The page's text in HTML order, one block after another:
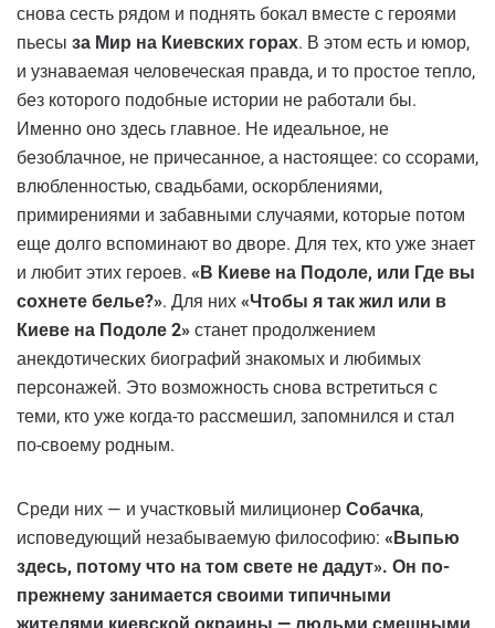
снова сесть рядом и поднять бокал вместе с героями
пьесы за Мир на Киевских горах. В этом есть и юмор,
и узнаваемая человеческая правда, и то простое тепло,
без которого подобные истории не работали бы.
Именно оно здесь главное. Не идеальное, не
безоблачное, не причесанное, а настоящее: со ссорами,
влюбленностью, свадьбами, оскорблениями,
примирениями и забавными случаями, которые потом
еще долго вспоминают во дворе. Для тех, кто уже знает
и любит этих героев. «В Киеве на Подоле, или Где вы
сохнете белье?». Для них «Чтобы я так жил или в
Киеве на Подоле 2» станет продолжением
анекдотических биографий знакомых и любимых
персонажей. Это возможность снова встретиться с
теми, кто уже когда-то рассмешил, запомнился и стал
по-своему родным.
Среди них — и участковый милиционер Собачка,
исповедующий незабываемую философию: «Выпью
здесь, потому что на том свете не дадут». Он по-
прежнему занимается своими типичными